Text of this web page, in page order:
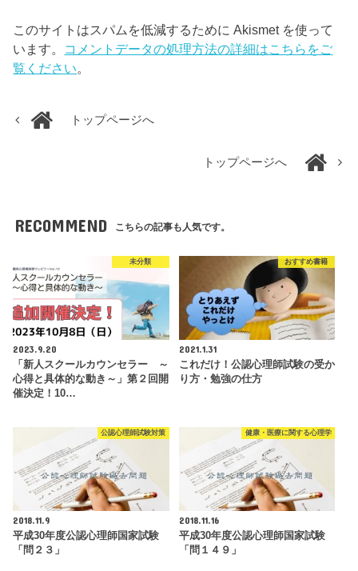
このサイトはスパムを低減するために Akismet を使って
います。 コメントデータの処理方法の詳細はこちらをご
覧ください。
トップページへ
トップページへ
RECOMMEND こちらの記事も人気です。
未分類
2023.9.20
「新人スクールカウンセラー ～
心得と具体的な動き～」第２回開
催決定！10…
おすすめ書籍
2021.1.31
これだけ！公認心理師試験の受か
り方・勉強の仕方
公認心理師試験対策
2018.11.9
平成30年度公認心理師国家試験
「問２３」
健康・医療に関する心理学
2018.11.16
平成30年度公認心理師国家試験
「問１４９」